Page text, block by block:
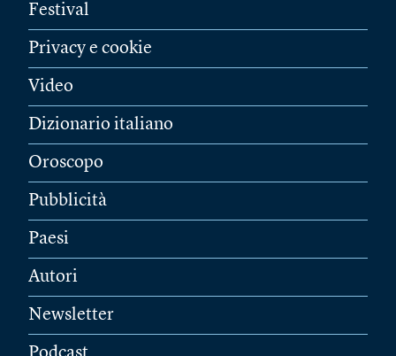
Festival
Privacy e cookie
Video
Dizionario italiano
Oroscopo
Pubblicità
Paesi
Autori
Newsletter